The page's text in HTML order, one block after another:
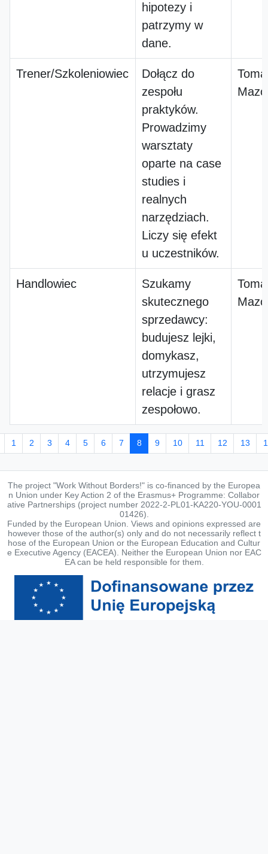
hipotezy i
patrzymy w
dane.
Trener/Szkoleniowiec
Dołącz do
zespołu
praktyków.
Prowadzimy
warsztaty
oparte na case
studies i
realnych
narzędziach.
Liczy się efekt
u uczestników.
Handlowiec
Szukamy
skutecznego
sprzedawcy:
budujesz lejki,
domykasz,
utrzymujesz
relacje i grasz
zespołowo.
1 2 3 4 5 6 7 8 9 10 11 12 13
The project "Work Without Borders!" is co-financed by the Europea
n Union under Key Action 2 of the Erasmus+ Programme: Collabor
ative Partnerships (project number 2022-2-PL01-KA220-YOU-0001
01426).
Funded by the European Union. Views and opinions expressed are
however those of the author(s) only and do not necessarily reflect t
hose of the European Union or the European Education and Cultur
e Executive Agency (EACEA). Neither the European Union nor EAC